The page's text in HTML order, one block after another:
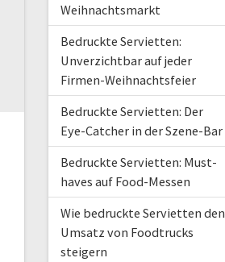
Weihnachtsmarkt
Bedruckte Servietten:
Unverzichtbar auf jeder
Firmen-Weihnachtsfeier
Bedruckte Servietten: Der
Eye-Catcher in der Szene-Bar
Bedruckte Servietten: Must-
haves auf Food-Messen
Wie bedruckte Servietten den
Umsatz von Foodtrucks
steigern